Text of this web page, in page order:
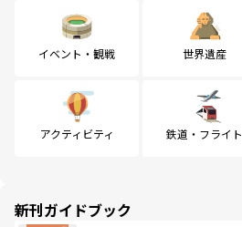
イベント・観戦 世界遺産
アクティビティ 鉄道・フライト
新刊ガイドブック